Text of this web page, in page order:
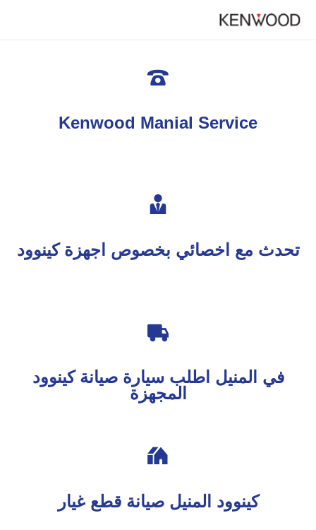

Kenwood Manial Service

تحدث مع اخصائي بخصوص اجهزة كينوود

في المنيل اطلب سيارة صيانة كينوود
المجهزة

كينوود المنيل صيانة قطع غيار